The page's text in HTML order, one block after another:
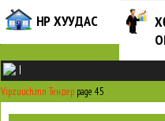
НҮҮР ХУУДАС
|
Vipzuuch.mn Тендер page 45